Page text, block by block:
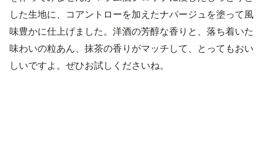
した生地に、コアントローを加えたナパージュを塗って風
味豊かに仕上げました。洋酒の芳醇な香りと、落ち着いた
味わいの粒あん、抹茶の香りがマッチして、とってもおい
しいですよ。ぜひお試しくださいね。